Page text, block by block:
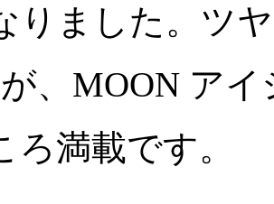
りました。ツ
、MOON ア
ろ満載です。